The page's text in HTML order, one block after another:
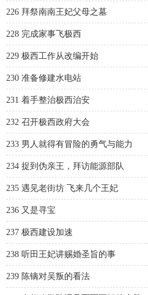
226 拜祭南南王妃父母之墓
228 完成家事飞极西
229 极西工作从改编开始
230 准备修建水电站
231 着手整治极西治安
232 召开极西政府大会
233 男人就得有冒险的勇气与能力
234 捉到伪亲王，拜访能源部队
235 遇见老街坊 飞来几个王妃
236 又是寻宝
237 极西建设加速
238 听田王妃讲赐婚圣旨的事
239 陈镝对吴叛的看法